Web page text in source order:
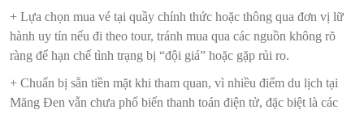
+ Lựa chọn mua vé tại quầy chính thức hoặc thông qua đơn vị lữ
hành uy tín nếu đi theo tour, tránh mua qua các nguồn không rõ
ràng để hạn chế tình trạng bị “đội giá” hoặc gặp rủi ro.
+ Chuẩn bị sẵn tiền mặt khi tham quan, vì nhiều điểm du lịch tại
Măng Đen vẫn chưa phổ biến thanh toán điện tử, đặc biệt là các